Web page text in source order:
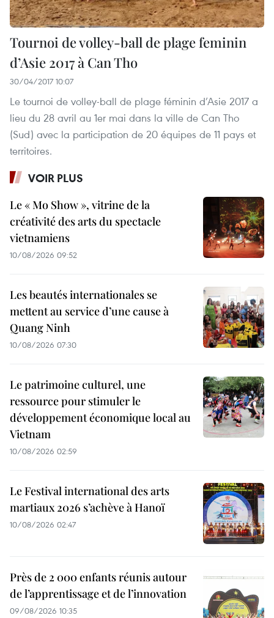
Tournoi de volley-ball de plage feminin
d’Asie 2017 à Can Tho
30/04/2017 10:07
Le tournoi de volley-ball de plage féminin d’Asie 2017 ​a
lieu du 28 avril au 1er mai dans la ville de Can Tho
(Sud) avec la participation de 20 équipes de 11 pays et
territoires.
VOIR PLUS
Le « Mo Show », vitrine de la
créativité des arts du spectacle
vietnamiens
10/08/2026 09:52
Les beautés internationales se
mettent au service d’une cause à
Quang Ninh
10/08/2026 07:30
Le patrimoine culturel, une
ressource pour stimuler le
développement économique local au
Vietnam
10/08/2026 02:59
Le Festival international des arts
martiaux 2026 s’achève à Hanoï
10/08/2026 02:47
Près de 2 000 enfants réunis autour
de l’apprentissage et de l’innovation
09/08/2026 10:35